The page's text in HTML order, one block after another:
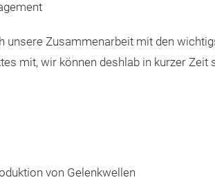
unsere Zusammenarbeit mit den
mit, wir können deshlab in kurzer
von Gelenkwellen